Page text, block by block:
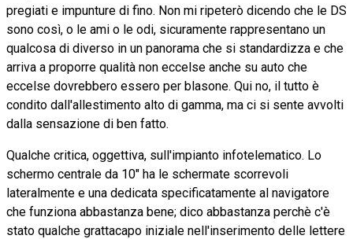
pregiati e impunture di fino. Non mi ripeterò dicendo che le DS
sono così, o le ami o le odi, sicuramente rappresentano un
qualcosa di diverso in un panorama che si standardizza e che
arriva a proporre qualità non eccelse anche su auto che
eccelse dovrebbero essero per blasone. Qui no, il tutto è
condito dall'allestimento alto di gamma, ma ci si sente avvolti
dalla sensazione di ben fatto.
Qualche critica, oggettiva, sull'impianto infotelematico. Lo
schermo centrale da 10" ha le schermate scorrevoli
lateralmente e una dedicata specificatamente al navigatore
che funziona abbastanza bene; dico abbastanza perchè c'è
stato qualche grattacapo iniziale nell'inserimento delle lettere